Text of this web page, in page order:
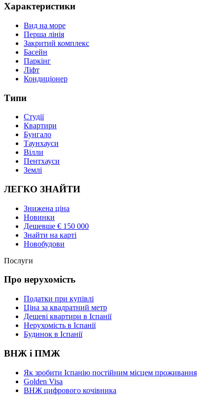
Характеристики
Вид на море
Перша лінія
Закритий комплекс
Басейн
Паркінг
Ліфт
Кондиціонер
Типи
Студії
Квартири
Бунгало
Таунхауси
Вілли
Пентхауси
Землі
ЛЕГКО ЗНАЙТИ
Знижена ціна
Новинки
Дешевше € 150 000
Знайти на карті
Новобудови
Послуги
Про нерухомість
Податки при купівлі
Ціна за квадратний метр
Дешеві квартири в Іспанії
Нерухомість в Іспанії
Будинок в Іспанії
ВНЖ і ПМЖ
Як зробити Іспанію постійним місцем проживання
Golden Visa
ВНЖ цифрового кочівника